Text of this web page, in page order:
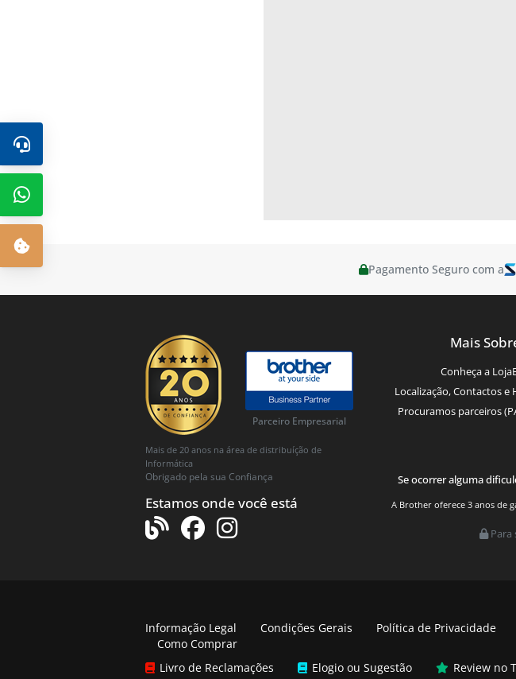
Pagamento Seguro com a
Parceiro Empresarial
Mais de 20 anos na área de distribuíção de
Informática
Obrigado pela sua Confiança
Estamos onde você está
Mais
Conheça a
Localização, Contactos e
Procuramos parceiros
Se ocorrer alguma
A Brother oferece 3 anos de
Para
Informação Legal Condições Gerais Política de Privacidade
Como Comprar
Livro de Reclamações
Elogio ou Sugestão Review no